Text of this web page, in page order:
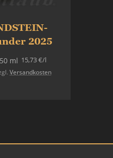
2025
ml
Versandkosten
15,73 €/l